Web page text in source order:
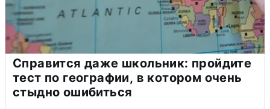
Справится даже школьник: пройдите
тест по географии, в котором очень
стыдно ошибиться